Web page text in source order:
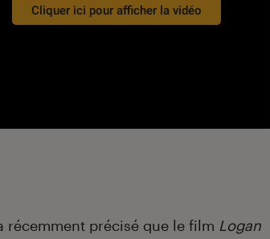
Cliquer ici pour afficher la vidéo
récemment précisé que le film Logan